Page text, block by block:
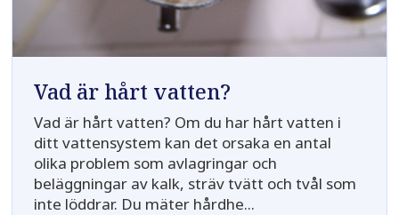
Vad är hårt vatten?
Vad är hårt vatten? Om du har hårt vatten i
ditt vattensystem kan det orsaka en antal
olika problem som avlagringar och
beläggningar av kalk, sträv tvätt och tvål som
inte löddrar. Du mäter hårdhe...